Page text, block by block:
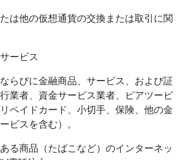
は他の仮想通貨の交換または取引に関
ービス
らびに金融商品、サービス、および証
業者、資金サービス業者、ピアツーピ
ペイドカード、小切手、保険、他の金
ビスを含む）。
る商品（たばこなど）のインターネッ